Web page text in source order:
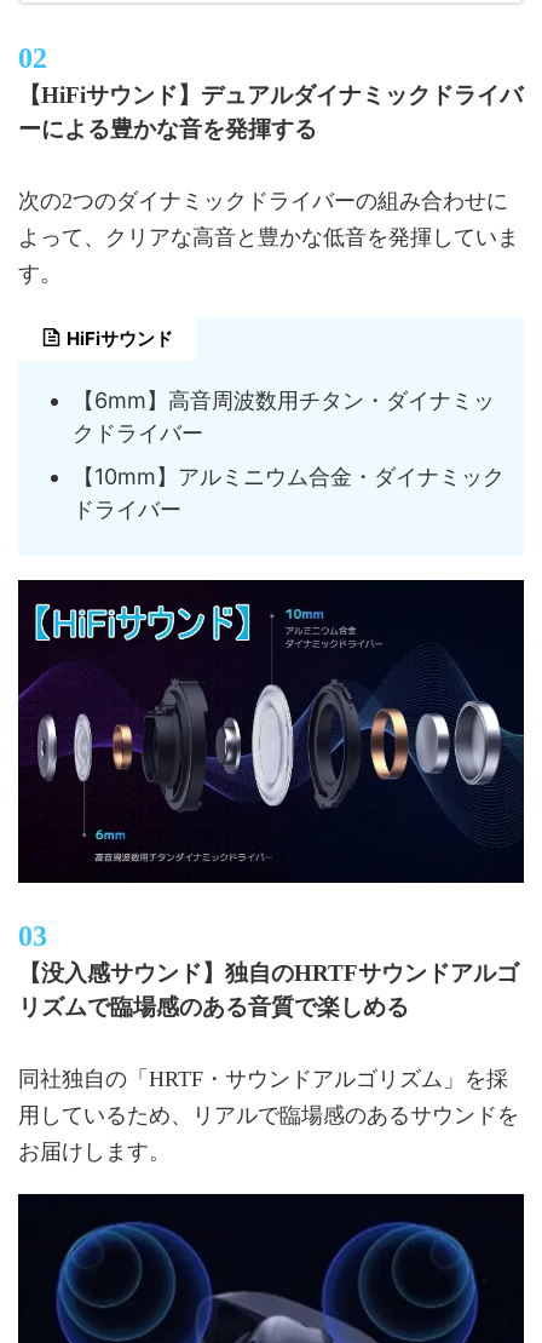
【HiFiサウンド】デュアルダイナミックドライバ
ーによる豊かな音を発揮する
次の2つのダイナミックドライバーの組み合わせに
よって、クリアな高音と豊かな低音を発揮していま
す。
HiFiサウンド
【6mm】高音周波数用チタン・ダイナミッ
クドライバー
【10mm】アルミニウム合金・ダイナミック
ドライバー
【没入感サウンド】独自のHRTFサウンドアルゴ
リズムで臨場感のある音質で楽しめる
同社独自の「HRTF・サウンドアルゴリズム」を採
用しているため、リアルで臨場感のあるサウンドを
お届けします。